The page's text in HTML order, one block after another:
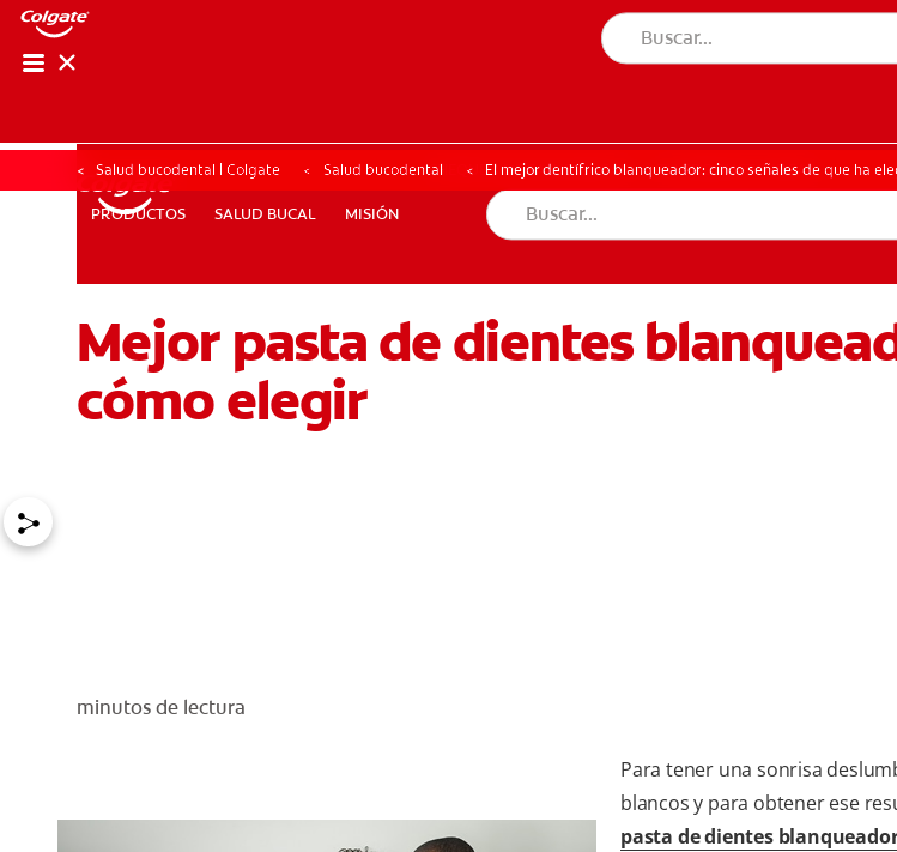
PRODUCTOS SALUD BUCAL MISIÓN
PROMOCIONES PARA PROFESIONALES ES (ES) SUSCRÍBETE
PRODUCTOS SALUD BUCAL MISIÓN
CHEQUEO DE SALUD BUCAL TU PRODUCTO IDEAL
Salud bucodental | Colgate Salud bucodental El mejor dentífrico blanqueador: cinco señales de que ha
Mejor pasta de dientes
cómo elegir
minutos de lectura
Para tener una sonrisa
blancos y para obtener ese
pasta de dientes